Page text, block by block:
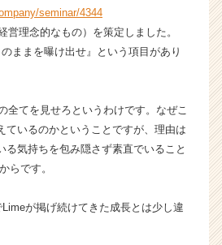
・
seminar/4344
営理念的なもの）を策定しました。
ままを曝け出せ』という項目があり
全てを見せろというわけです。なぜこ
ているのかということですが、理由は
る気持ちを包み隠さず素直でいること
らです。
Limeが掲げ続けてきた成長とは少し違